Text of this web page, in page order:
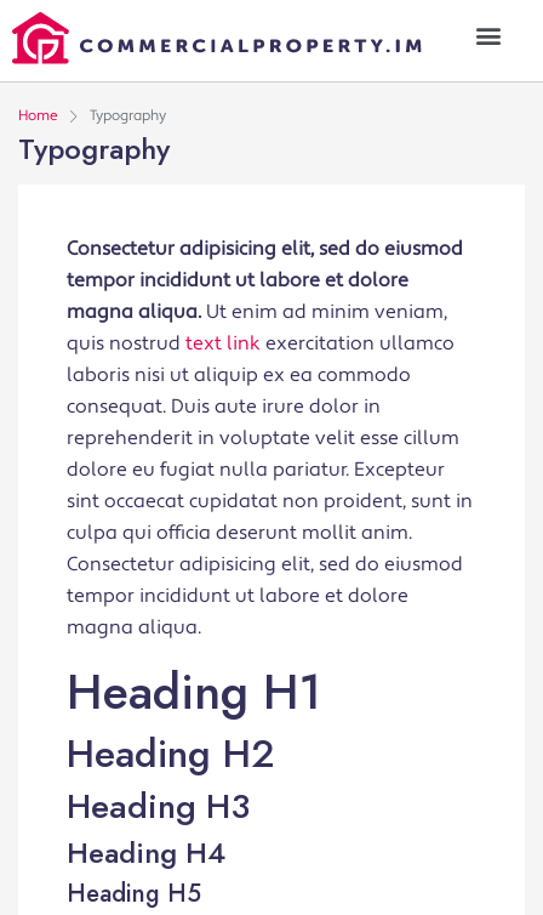
Home Typography
Typography
Consectetur adipisicing elit, sed do eiusmod
tempor incididunt ut labore et dolore
magna aliqua. Ut enim ad minim veniam,
quis nostrud text link exercitation ullamco
laboris nisi ut aliquip ex ea commodo
consequat. Duis aute irure dolor in
reprehenderit in voluptate velit esse cillum
dolore eu fugiat nulla pariatur. Excepteur
sint occaecat cupidatat non proident, sunt in
culpa qui officia deserunt mollit anim.
Consectetur adipisicing elit, sed do eiusmod
tempor incididunt ut labore et dolore
magna aliqua.
Heading H1
Heading H2
Heading H3
Heading H4
Heading H5